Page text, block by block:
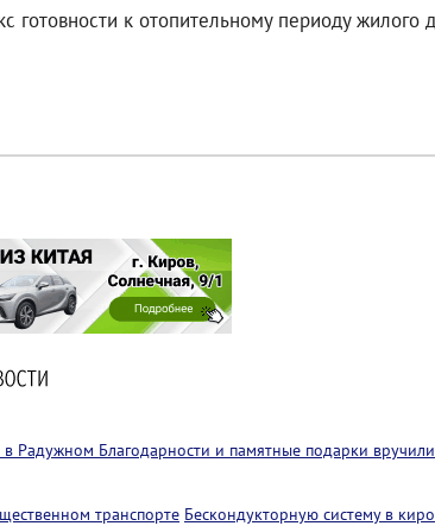
готовности к отопительному периоду жилого
в Радужном Благодарности и памятные подарки
транспорте Бескондукторную систему в